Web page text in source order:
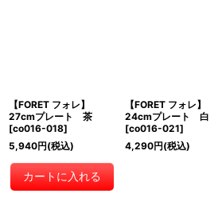
【FORET フォレ】
27cmプレート 茶
[co016-018]
5,940円(税込)
カートに入れる
【FORET フォレ】
24cmプレート 白
[co016-021]
4,290円(税込)